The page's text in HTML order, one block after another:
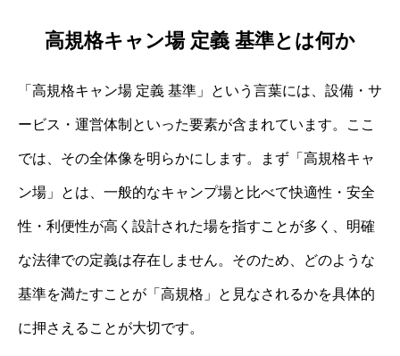
高規格キャン場 定義 基準とは何か
「高規格キャン場 定義 基準」という言葉には、設備・サ
ービス・運営体制といった要素が含まれています。ここ
では、その全体像を明らかにします。まず「高規格キャ
ン場」とは、一般的なキャンプ場と比べて快適性・安全
性・利便性が高く設計された場を指すことが多く、明確
な法律での定義は存在しません。そのため、どのような
基準を満たすことが「高規格」と見なされるかを具体的
に押さえることが大切です。